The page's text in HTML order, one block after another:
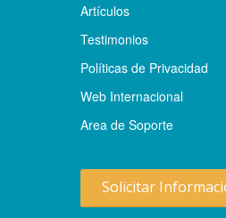
Artículos
Testimonios
Políticas de Privacidad
Web Internacional
Area de Soporte
Solicitar